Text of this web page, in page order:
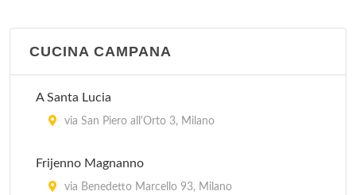
CUCINA CAMPANA
A Santa Lucia
via San Piero all'Orto 3, Milano
Frijenno Magnanno
via Benedetto Marcello 93, Milano